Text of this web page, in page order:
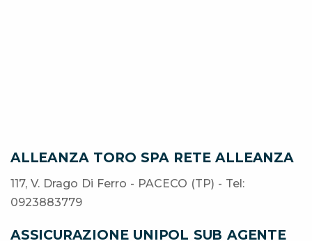
ALLEANZA TORO SPA RETE ALLEANZA
117, V. Drago Di Ferro - PACECO (TP) - Tel:
0923883779
ASSICURAZIONE UNIPOL SUB AGENTE